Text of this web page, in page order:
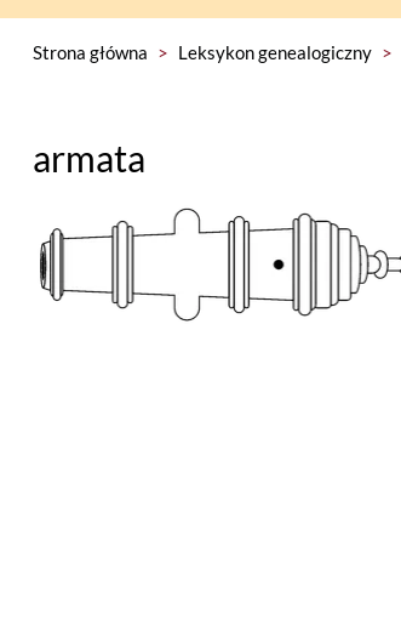
Strona główna > Leksykon genealogiczny >
armata